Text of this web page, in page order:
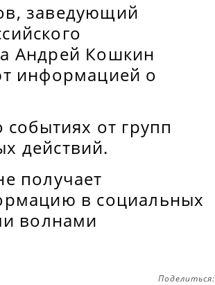
заведующий
Андрей Кошкин
информацией о
от групп
действий.
получает
в социальных
волнами
Поделиться: